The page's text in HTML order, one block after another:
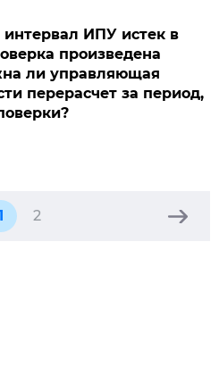
ИПУ истек в
произведена
ли управляющая
перерасчет за период,
2